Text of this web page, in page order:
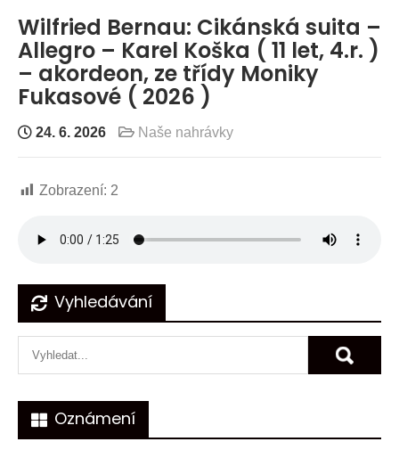
Wilfried Bernau: Cikánská suita –
Allegro – Karel Koška ( 11 let, 4.r. )
– akordeon, ze třídy Moniky
Fukasové ( 2026 )
24. 6. 2026 Naše nahrávky
Zobrazení: 2
Navigace
pro
příspěvek
Vyhledávání
Oznámení